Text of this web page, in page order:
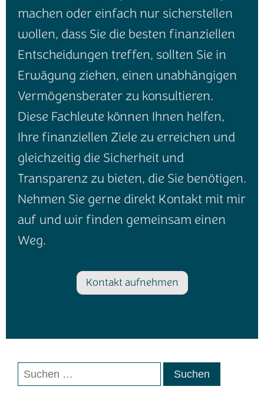
machen oder einfach nur sicherstellen
wollen, dass Sie die besten finanziellen
Entscheidungen treffen, sollten Sie in
Erwägung ziehen, einen unabhängigen
Vermögensberater zu konsultieren.
Diese Fachleute können Ihnen helfen,
Ihre finanziellen Ziele zu erreichen und
gleichzeitig die Sicherheit und
Transparenz zu bieten, die Sie benötigen.
Nehmen Sie gerne direkt Kontakt mit mir
auf und wir finden gemeinsam einen
Weg.
Kontakt aufnehmen
Suchen
nach: